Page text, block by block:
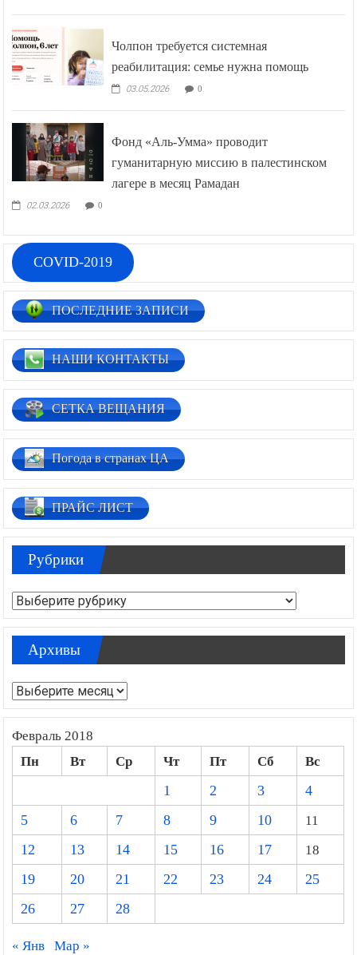
Чолпон требуется системная
реабилитация: семье нужна помощь
03.05.2026 0
Фонд «Аль-Умма» проводит
гуманитарную миссию в палестинском
лагере в месяц Рамадан
02.03.2026 0
COVID-2019
ПОСЛЕДНИЕ ЗАПИСИ
НАШИ КОНТАКТЫ
СЕТКА ВЕЩАНИЯ
Погода в странах ЦА
ПРАЙС ЛИСТ
Рубрики
Рубрики
Архивы
Архивы
Февраль 2018
Пн Вт Ср Чт Пт Сб
Вс
1
2 3
4
5
6 7 8 9 10
11
12
13 14 15 16 17
18
19
20 21 22 23 24
25
26
27 28
« Янв Мар »